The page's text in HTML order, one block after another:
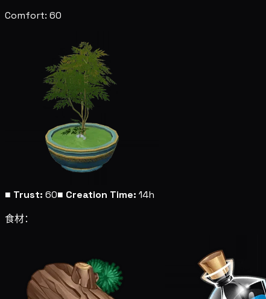
Comfort: 60
■ Trust: 60■ Creation Time: 14h
食材：